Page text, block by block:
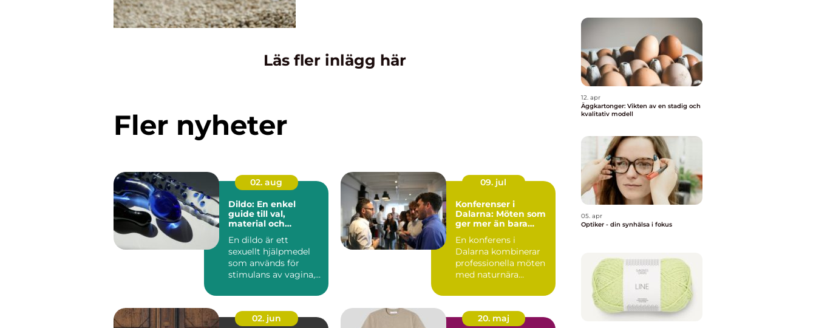
Läs fler inlägg här
Fler nyheter
02. aug
Dildo: En enkel
guide till val,
material och
En dildo är ett
sexuellt hjälpmedel
som används för
stimulans av vagina,
09. jul
Konferenser i
Dalarna: Möten som
ger mer än bara
En konferens i
Dalarna kombinerar
professionella möten
med naturnära
02. jun
20. maj
12. apr
Äggkartonger: Vikten av en stadig och
kvalitativ modell
05. apr
Optiker - din synhälsa i fokus